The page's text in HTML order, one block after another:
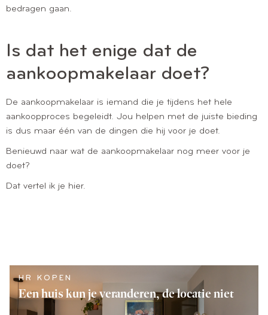
bedragen gaan.
Is dat het enige dat de
aankoopmakelaar doet?
De aankoopmakelaar is iemand die je tijdens het hele
aankoopproces begeleidt. Jou helpen met de juiste bieding
is dus maar één van de dingen die hij voor je doet.
Benieuwd naar wat de aankoopmakelaar nog meer voor je
doet?
Dat vertel ik je hier.
HR KOPEN
Een huis kun je veranderen, de locatie niet